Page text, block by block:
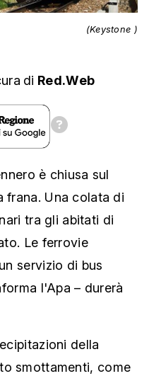
(Keystone )
di Red.Web
è chiusa sul
frana. Una colata di
tra gli abitati di
Le ferrovie
servizio di bus
l'Apa – durerà
della
smottamenti, come